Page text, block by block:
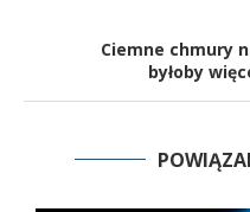
Ciemne chmury
byłoby